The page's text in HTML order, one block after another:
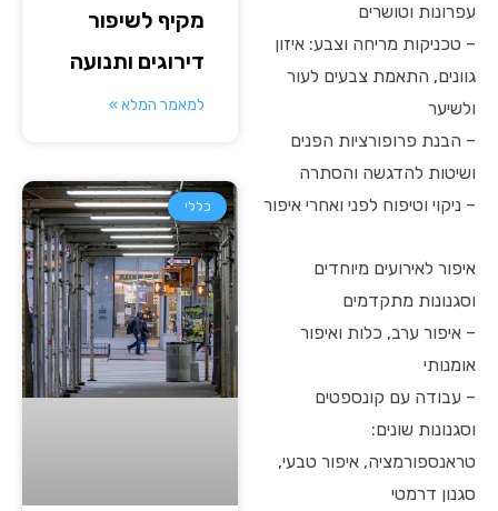
עפרונות וטושרים
– טכניקות מריחה וצבע: איזון
גוונים, התאמת צבעים לעור
ולשיער
– הבנת פרופורציות הפנים
ושיטות להדגשה והסתרה
– ניקוי וטיפוח לפני ואחרי איפור
איפור לאירועים מיוחדים
וסגנונות מתקדמים
– איפור ערב, כלות ואיפור
אומנותי
– עבודה עם קונספטים
וסגנונות שונים:
טראנספורמציה, איפור טבעי,
סגנון דרמטי
מקיף לשיפור
דירוגים ותנועה
למאמר המלא »
כללי